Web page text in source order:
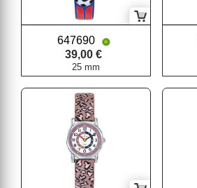
647690
39,00 €
25 mm